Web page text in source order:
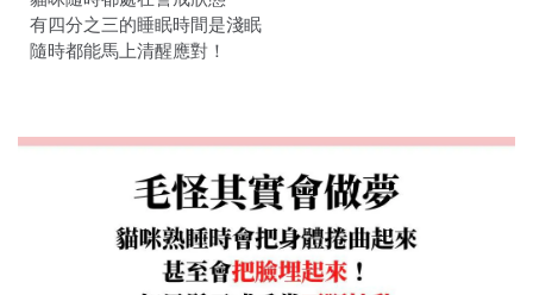
有四分之三的睡眠時間是淺眠
隨時都能馬上清醒應對！